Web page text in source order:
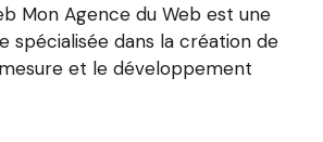
Mon Agence du Web est une
spécialisée dans la création de
et le développement